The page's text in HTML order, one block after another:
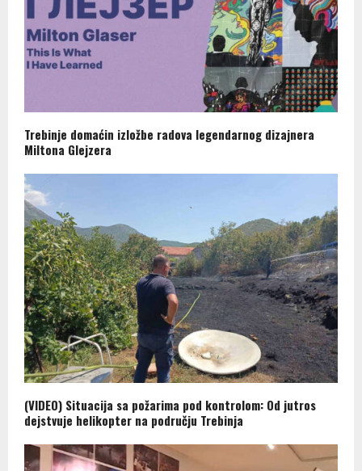
Trebinje domaćin izložbe radova legendarnog dizajnera
Miltona Glejzera
(VIDEO) Situacija sa požarima pod kontrolom: Od jutros
dejstvuje helikopter na području Trebinja